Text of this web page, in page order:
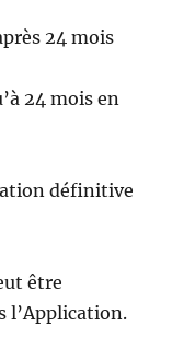
24 mois
24 mois en
définitive
être
l’Application.